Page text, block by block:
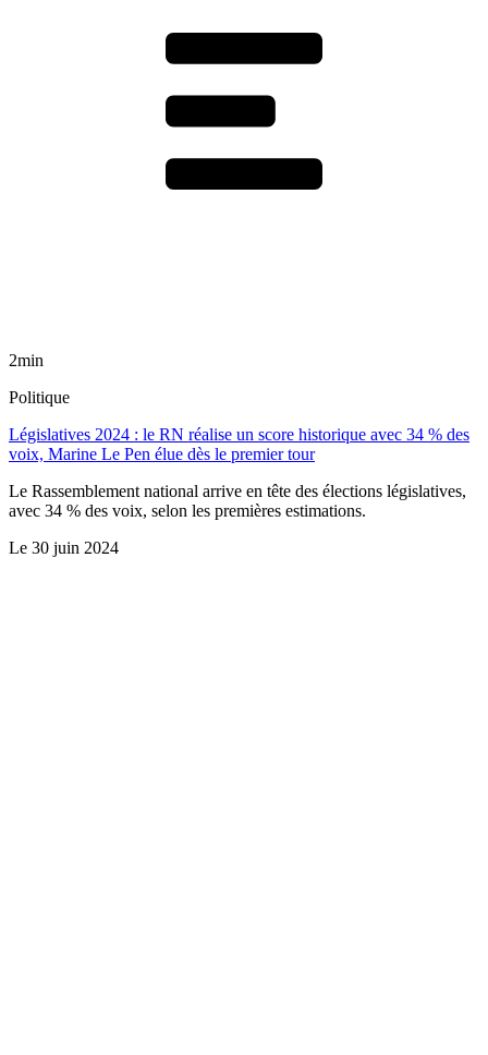
2min
Politique
Législatives 2024 : le RN réalise un score historique avec 34 % des
voix, Marine Le Pen élue dès le premier tour
Le Rassemblement national arrive en tête des élections législatives,
avec 34 % des voix, selon les premières estimations.
Le 30 juin 2024